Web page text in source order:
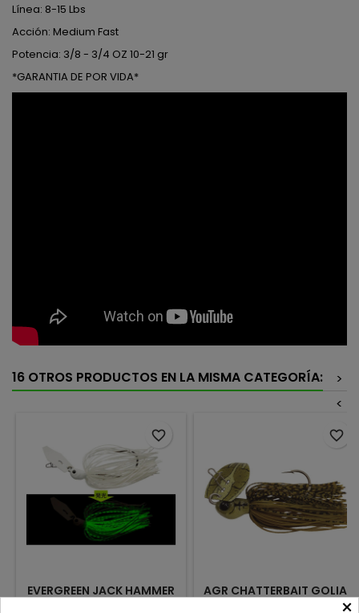
Línea: 8-15 Lbs
Acción: Medium Fast
Potencia: 3/8 - 3/4 OZ 10-21 gr
*GARANTIA DE POR VIDA*
16 OTROS PRODUCTOS EN LA MISMA CATEGORÍA:
>
<
EVERGREEN JACK HAMMER
SECRET WHITE 055
favorite_border
AGR CHATTERBAIT GOLIAT
GREEN PUMPKIN CRAW
favorite_border